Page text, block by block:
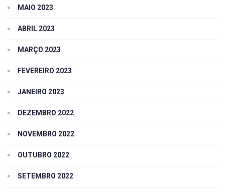
MAIO 2023
ABRIL 2023
MARÇO 2023
FEVEREIRO 2023
JANEIRO 2023
DEZEMBRO 2022
NOVEMBRO 2022
OUTUBRO 2022
SETEMBRO 2022